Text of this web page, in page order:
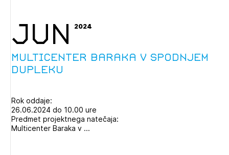
JUN 2024
Multicenter Baraka v Spodnjem
Dupleku
Rok oddaje:
26.06.2024 do 10.00 ure
Predmet projektnega natečaja:
Multicenter Baraka v ...